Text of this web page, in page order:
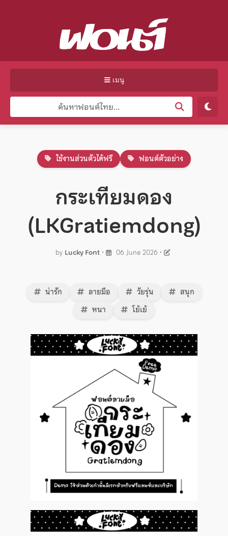
เมนู
ใช้งานส่วนตัวได้ฟรี ฟอนต์ตัวอย่าง
กระเทียมดอง
(LKGratiemdong)
by Lucky Font• 06 June 2026 •
น่ารัก ลายมือ วัยรุ่น
สนุก
หนา
โย้เย้